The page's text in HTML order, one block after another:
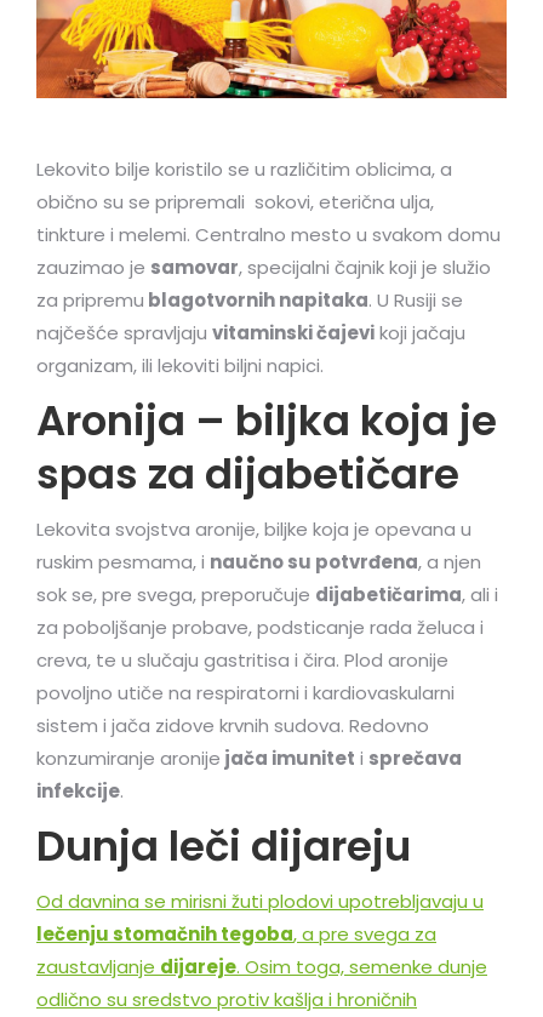
Lekovito bilje koristilo se u različitim oblicima, a
obično su se pripremali sokovi, eterična ulja,
tinkture i melemi. Centralno mesto u svakom domu
zauzimao je samovar, specijalni čajnik koji je služio
za pripremu blagotvornih napitaka. U Rusiji se
najčešće spravljaju vitaminski čajevikoji jačaju
organizam, ili lekoviti biljni napici.
Aronija – biljka koja je
spas za dijabetičare
Lekovita svojstva aronije, biljke koja je opevana u
ruskim pesmama, i naučno su potvrđena, a njen
sok se, pre svega, preporučuje dijabetičarima, ali i
za poboljšanje probave, podsticanje rada želuca i
creva, te u slučaju gastritisa i čira. Plod aronije
povoljno utiče na respiratorni i kardiovaskularni
sistem i jača zidove krvnih sudova. Redovno
konzumiranje aronije jača imunitet i sprečava
infekcije.
Dunja leči dijareju
Od davnina se mirisni žuti plodovi upotrebljavaju u
lečenju stomačnih tegoba, a pre svega za
zaustavljanje dijareje. Osim toga, semenke dunje
odlično su sredstvo protiv kašlja i hroničnih